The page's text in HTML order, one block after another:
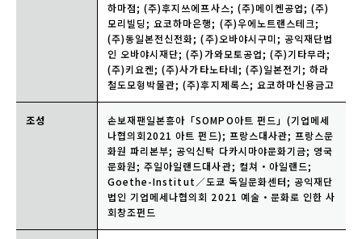
하마점; (주)후지쓰에프사스; (주)메이켄공업; (주)
모리빌딩; 요코하마은행; (주)우에노트랜스테크;
(주)동일본전신전화; (주)오바야시구미; 공익재단법
인 오바야시재단; (주)가와모토공업; (주)기타무라;
(주)키요켄; (주)사가타노타네; (주)일본전기; 하라
철도모형박물관; (주)후지제록스; 요코하마신용금고
조성
손보재팬일본흥아「SOMPO아트 펀드」(기업메세
나협의회2021 아트 펀드); 프랑스대사관; 프랑스문
화원 파리본부; 공익신탁 다카시마야문화기금; 영국
문화원; 주일아일랜드대사관; 컬쳐・아일랜드;
Goethe-Institut／도쿄 독일문화센터; 공익재단
법인 기업메세나협의회 2021 예술・문화로 인한 사
회창조펀드